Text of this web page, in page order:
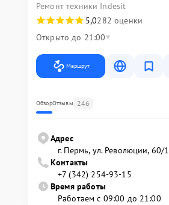
Ремонт техники Indesit
5,0282 оценки
Открыто до 21:00
Маршрут
ОбзорОтзывы 246
Адрес
г. Пермь, ул. ​Революции, 60/1
Контакты
+7 (342) 254-93-15
Время работы
Работаем с 09:00 до 21:00